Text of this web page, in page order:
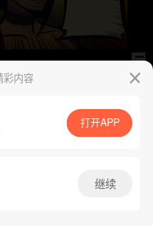
App免费看
腾漫App免费看
彩内容
打开APP
继续